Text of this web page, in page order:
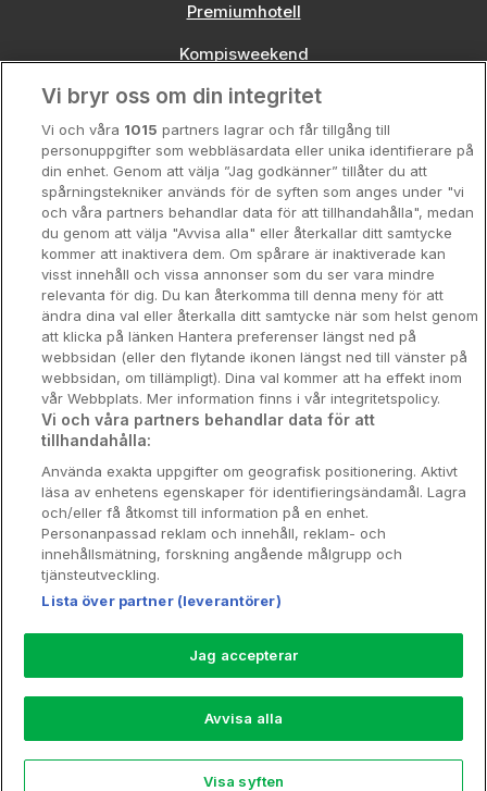
Premiumhotell
Kompisweekend
Storstadsweekend
Hotellrum under 995 kr
Spahotell
Sydsverige
Om Hotellpremien
Nya hotell
Stadsweekend
Booking Enquiries:
Hotellsupport:scandinavian@digibreaks.com
Hotellpremien.se av en del av Coop
Sverige. Coop Sverige 171 88 Solna,
Telefon: 010-742 00 00, Org.nr: 556710-
Läs mer om Coops Partnererbjudande:
www.coop.se/medlem/partnererbjudande
Vi bryr oss om din integritet
Vi och våra 1015 partners lagrar och får tillgång till
personuppgifter som webbläsardata eller unika identifierare på
din enhet. Genom att välja ”Jag godkänner” tillåter du att
spårningstekniker används för de syften som anges under "vi
och våra partners behandlar data för att tillhandahålla", medan
du genom att välja "Avvisa alla" eller återkallar ditt samtycke
kommer att inaktivera dem. Om spårare är inaktiverade kan
visst innehåll och vissa annonser som du ser vara mindre
relevanta för dig. Du kan återkomma till denna meny för att
ändra dina val eller återkalla ditt samtycke när som helst genom
att klicka på länken Hantera preferenser längst ned på
webbsidan (eller den flytande ikonen längst ned till vänster på
webbsidan, om tillämpligt). Dina val kommer att ha effekt inom
vår Webbplats. Mer information finns i vår integritetspolicy.
Vi och våra partners behandlar data för att
tillhandahålla:
Använda exakta uppgifter om geografisk positionering. Aktivt
läsa av enhetens egenskaper för identifieringsändamål. Lagra
och/eller få åtkomst till information på en enhet.
Personanpassad reklam och innehåll, reklam- och
innehållsmätning, forskning angående målgrupp och
tjänsteutveckling.
Lista över partner (leverantörer)
Jag accepterar
Avvisa alla
Visa syften